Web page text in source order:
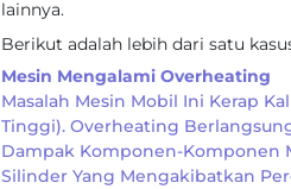
lainnya.
Berikut adalah lebih dari satu
Mesin Mengalami Overheating
Masalah Mesin Mobil Ini Kerap
Tinggi). Overheating
Dampak Komponen-Komponen
Silinder Yang Mengakibatkan